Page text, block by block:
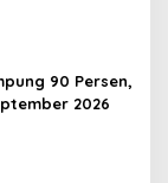
90 Persen,
2026